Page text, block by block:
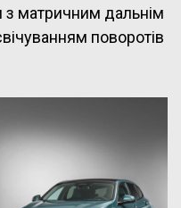
з матричним дальнім
поворотів